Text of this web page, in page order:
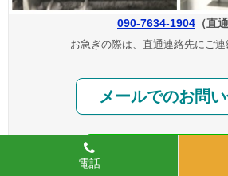
090-7634-1904 （直通
お急ぎの際は、直通連絡先にご連
メールでのお問
電話